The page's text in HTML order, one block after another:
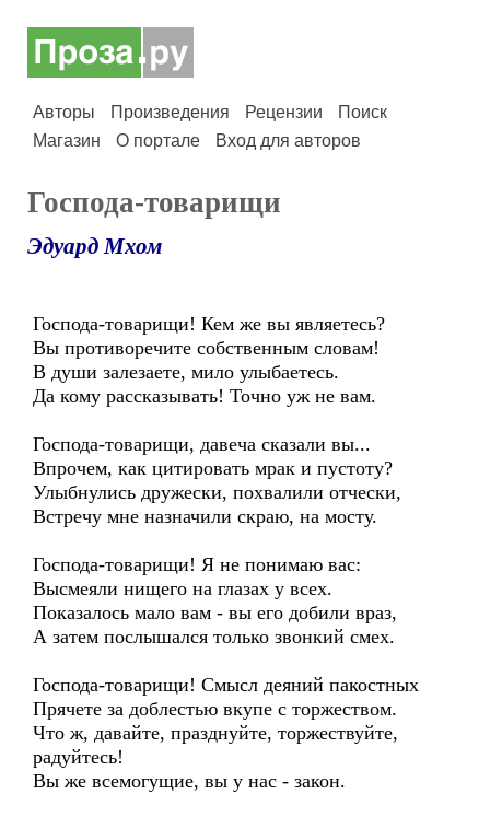
Авторы Произведения Рецензии
Поиск
Магазин
О портале Вход для авторов
Господа-товарищи
Эдуард Мхом
Господа-товарищи! Кем же вы являетесь?
Вы противоречите собственным словам!
В души залезаете, мило улыбаетесь.
Да кому рассказывать! Точно уж не вам.
Господа-товарищи, давеча сказали вы...
Впрочем, как цитировать мрак и пустоту?
Улыбнулись дружески, похвалили отчески,
Встречу мне назначили скраю, на мосту.
Господа-товарищи! Я не понимаю вас:
Высмеяли нищего на глазах у всех.
Показалось мало вам - вы его добили враз,
А затем послышался только звонкий смех.
Господа-товарищи! Смысл деяний пакостных
Прячете за доблестью вкупе с торжеством.
Что ж, давайте, празднуйте, торжествуйте,
радуйтесь!
Вы же всемогущие, вы у нас - закон.